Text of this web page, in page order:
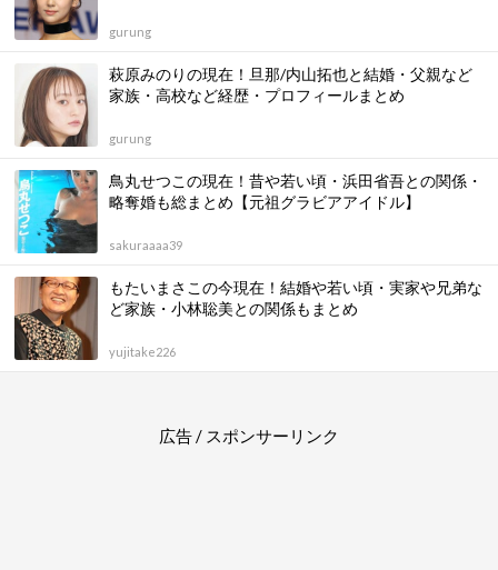
gurung
萩原みのりの現在！旦那/内山拓也と結婚・父親など
家族・高校など経歴・プロフィールまとめ
gurung
鳥丸せつこの現在！昔や若い頃・浜田省吾との関係・
略奪婚も総まとめ【元祖グラビアアイドル】
sakuraaaa39
もたいまさこの今現在！結婚や若い頃・実家や兄弟な
ど家族・小林聡美との関係もまとめ
yujitake226
広告 / スポンサーリンク